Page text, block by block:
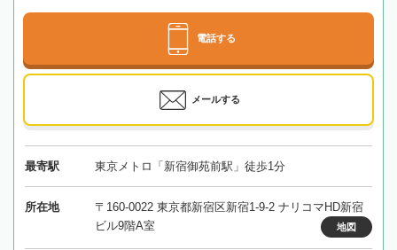
電話する
メールする
最寄駅 東京メトロ「新宿御苑前駅」徒歩1分
所在地
〒160-0022 東京都新宿区新宿1-9-2 ナリコマHD新宿
ビル9階A室
地図